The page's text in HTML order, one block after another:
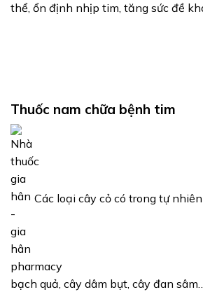
thể, ổn định nhịp tim, tăng sức đề
Thuốc nam chữa bệnh tim
Các loại cây cỏ có trong tự
bạch quả, cây dâm bụt, cây đan